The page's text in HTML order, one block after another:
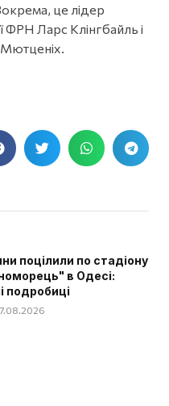
це лідер
ФРН Ларс Клінгбайль і
поцілили по стадіону
в Одесі:
подробиці